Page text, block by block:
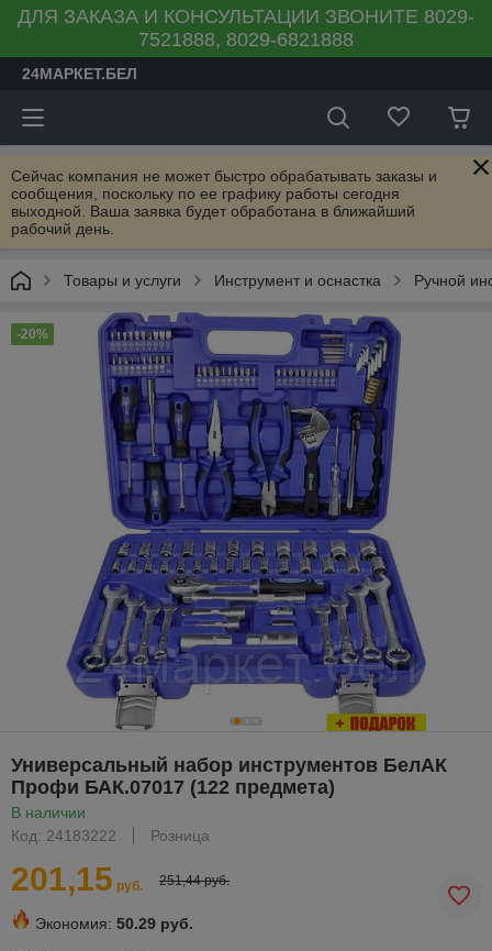
ДЛЯ ЗАКАЗА И КОНСУЛЬТАЦИИ ЗВОНИТЕ 8029-
7521888, 8029-6821888
24МАРКЕТ.БЕЛ
Сейчас компания не может быстро обрабатывать заказы и
сообщения, поскольку по ее графику работы сегодня
выходной. Ваша заявка будет обработана в ближайший
рабочий день.
Товары и услуги Инструмент и оснастка Ручной
-20%
Универсальный набор инструментов БелАК
Профи БАК.07017 (122 предмета)
В наличии
Код: 24183222
Розница
201,15 руб. 251,44 руб.
Экономия: 50.29 руб.